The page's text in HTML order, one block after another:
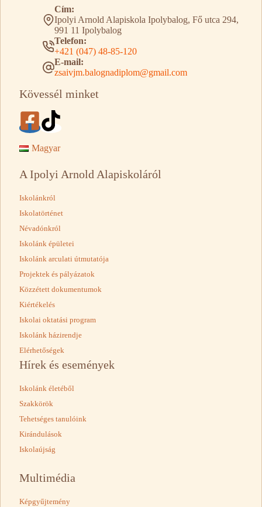
Cím:
Ipolyi Arnold Alapiskola Ipolybalog, Fő utca 294,
991 11 Ipolybalog
Telefon:
+421 (047) 48-85-120
E-mail:
zsaivjm.balognadiplom@gmail.com
Kövessél minket
Magyar
A Ipolyi Arnold Alapiskoláról
Iskolánkról
Iskolatörténet
Névadónkról
Iskolánk épületei
Iskolánk arculati útmutatója
Projektek és pályázatok
Közzétett dokumentumok
Kiértékelés
Iskolai oktatási program
Iskolánk házirendje
Elérhetőségek
Hírek és események
Iskolánk életéből
Szakkörök
Tehetséges tanulóink
Kirándulások
Iskolaújság
Multimédia
Képgyűjtemény